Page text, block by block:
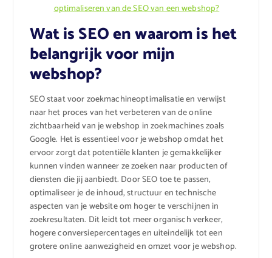
optimaliseren van de SEO van een webshop?
Wat is SEO en waarom is het
belangrijk voor mijn
webshop?
SEO staat voor zoekmachineoptimalisatie en verwijst
naar het proces van het verbeteren van de online
zichtbaarheid van je webshop in zoekmachines zoals
Google. Het is essentieel voor je webshop omdat het
ervoor zorgt dat potentiële klanten je gemakkelijker
kunnen vinden wanneer ze zoeken naar producten of
diensten die jij aanbiedt. Door SEO toe te passen,
optimaliseer je de inhoud, structuur en technische
aspecten van je website om hoger te verschijnen in
zoekresultaten. Dit leidt tot meer organisch verkeer,
hogere conversiepercentages en uiteindelijk tot een
grotere online aanwezigheid en omzet voor je webshop.